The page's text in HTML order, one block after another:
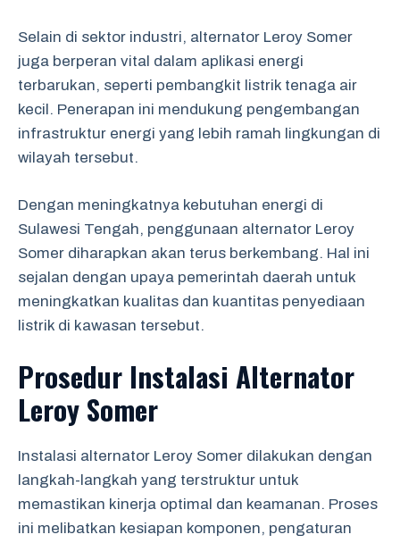
Selain di sektor industri, alternator Leroy Somer
juga berperan vital dalam aplikasi energi
terbarukan, seperti pembangkit listrik tenaga air
kecil. Penerapan ini mendukung pengembangan
infrastruktur energi yang lebih ramah lingkungan di
wilayah tersebut.
Dengan meningkatnya kebutuhan energi di
Sulawesi Tengah, penggunaan alternator Leroy
Somer diharapkan akan terus berkembang. Hal ini
sejalan dengan upaya pemerintah daerah untuk
meningkatkan kualitas dan kuantitas penyediaan
listrik di kawasan tersebut.
Prosedur Instalasi Alternator
Leroy Somer
Instalasi alternator Leroy Somer dilakukan dengan
langkah-langkah yang terstruktur untuk
memastikan kinerja optimal dan keamanan. Proses
ini melibatkan kesiapan komponen, pengaturan